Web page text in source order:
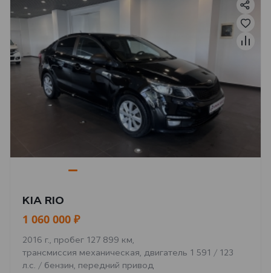
KIA RIO
1 060 000 ₽
2016 г., пробег 127 899 км,
трансмиссия механическая, двигатель 1 591 / 123
л.с. / бензин, передний привод